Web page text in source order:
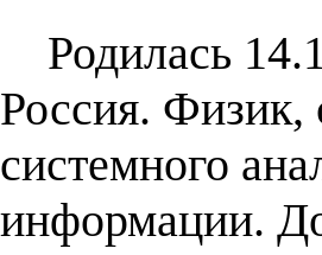
Родилась
Россия. Физик,
системного
информации.